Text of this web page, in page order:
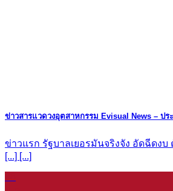
ข่าวสารแวดวงอุตสาหกรรม Evisual News – ป
ข่าวแรก รัฐบาลเยอรมันจริงจัง อัดฉีดง
[...] [...]